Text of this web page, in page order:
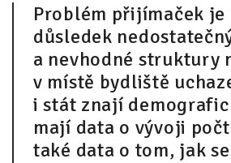
Problém přijímaček je
důsledek
a nevhodné struktury
v místě bydliště
i stát znají
mají data o vývoji
také data o tom, jak